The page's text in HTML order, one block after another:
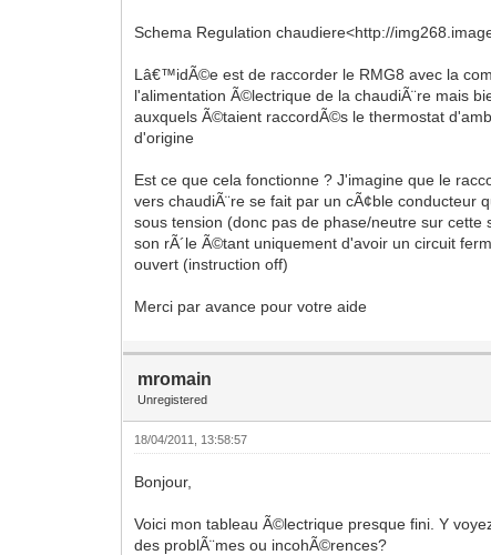
Schema Regulation chaudiere<http://
Lâ€™idÃ©e est de raccorder le RMG8 avec la
l'alimentation Ã©lectrique de la chaudiÃ¨re mais
auxquels Ã©taient raccordÃ©s le thermostat
d'origine
Est ce que cela fonctionne ? J'imagine que le
vers chaudiÃ¨re se fait par un cÃ¢ble conducteur
sous tension (donc pas de phase/neutre sur cette
son rÃ´le Ã©tant uniquement d'avoir un circuit
ouvert (instruction off)
Merci par avance pour votre aide
mromain
Unregistered
18/04/2011, 13:58:57
Bonjour,
Voici mon tableau Ã©lectrique presque fini. Y
des problÃ¨mes ou incohÃ©rences?